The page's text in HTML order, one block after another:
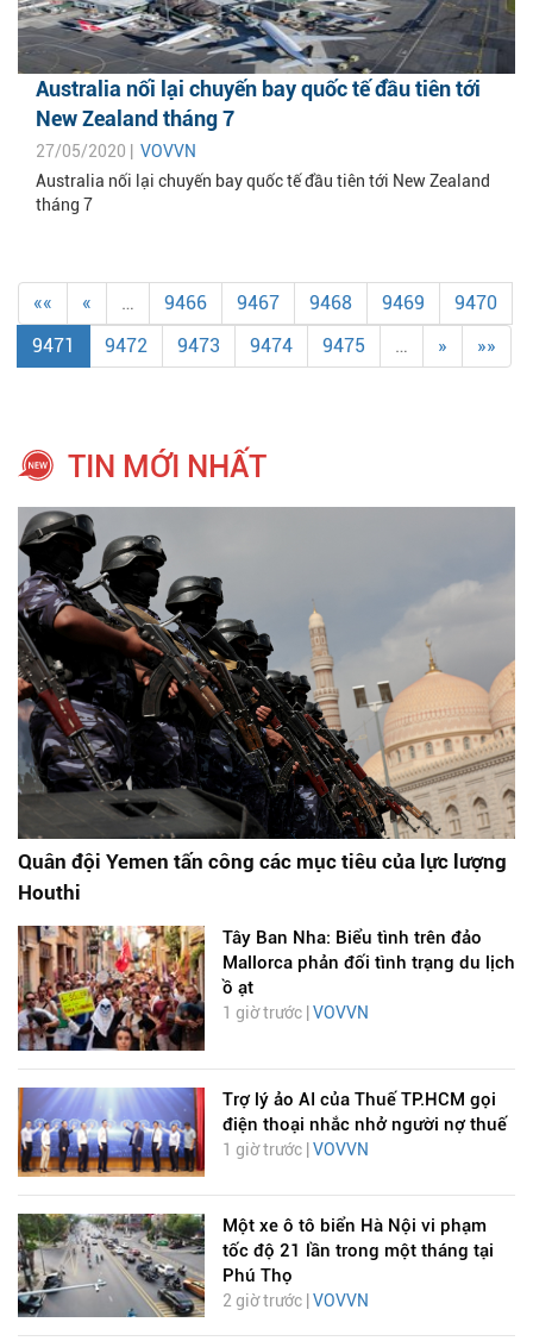
Australia nối lại chuyến bay quốc tế đầu tiên tới
New Zealand tháng 7
27/05/2020 | VOVVN
Australia nối lại chuyến bay quốc tế đầu tiên tới New Zealand
tháng 7
«« « … 9466 9467 9468 9469
9470
9471
9472 9473 9474 9475 … » »»
TIN MỚI NHẤT
Quân đội Yemen tấn công các mục tiêu của lực lượng
Houthi
Tây Ban Nha: Biểu tình trên đảo
Mallorca phản đối tình trạng du lịch
ồ ạt
1 giờ trước | VOVVN
Trợ lý ảo AI của Thuế TP.HCM gọi
điện thoại nhắc nhở người nợ thuế
1 giờ trước |VOVVN
Một xe ô tô biển Hà Nội vi phạm
tốc độ 21 lần trong một tháng tại
Phú Thọ
2 giờ trước | VOVVN